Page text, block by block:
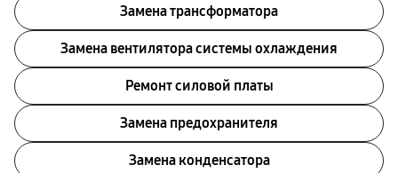
Замена трансформатора
Замена вентилятора системы охлаждения
Ремонт силовой платы
Замена предохранителя
Замена конденсатора